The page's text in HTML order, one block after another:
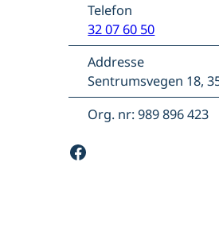
Telefon
32 07 60 50
Addresse
Sentrumsvegen 18,
Org. nr: 989 896 423
Facebook